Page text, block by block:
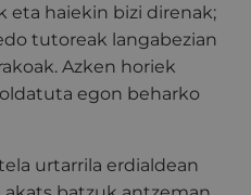
eta haiekin bizi direnak;
tutoreak langabezian
Azken horiek
egon beharko
urtarrila erdialdean